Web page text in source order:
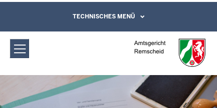
Amtsgericht Remscheid: Grund-Buch-
Sachen
Direkt zum Inhalt
Leichte Sprache, Gebärdensprachenvideo
und Kontaktformular
TECHNISCHES MENÜ